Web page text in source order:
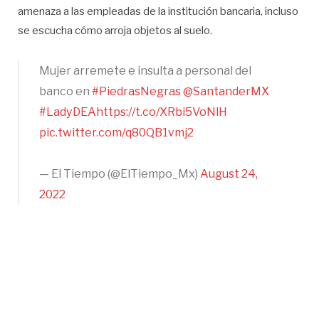
amenaza a las empleadas de la institución bancaria, incluso
se escucha cómo arroja objetos al suelo.
Mujer arremete e insulta a personal del
banco en #PiedrasNegras@SantanderMX
#LadyDEAhttps://t.co/XRbi5VoNlH
pic.twitter.com/q80QB1vmj2
— El Tiempo (@ElTiempo_Mx) August 24,
2022